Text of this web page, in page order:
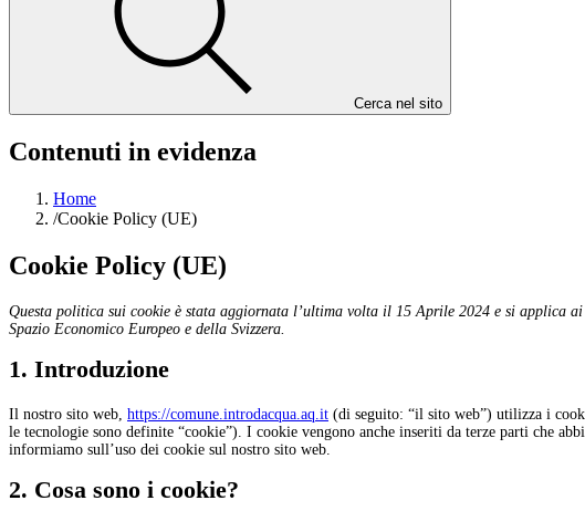
Cerca nel sito
Contenuti in evidenza
Home
/Cookie Policy (UE)
Cookie Policy (UE)
Questa politica sui cookie è stata aggiornata l’ultima volta il 15 Aprile 2024 e si applica
Spazio Economico Europeo e della Svizzera.
1. Introduzione
Il nostro sito web, https://comune.introdacqua.aq.it (di seguito: “il sito web”) utilizza i
le tecnologie sono definite “cookie”). I cookie vengono anche inseriti da terze parti che
informiamo sull’uso dei cookie sul nostro sito web.
2. Cosa sono i cookie?